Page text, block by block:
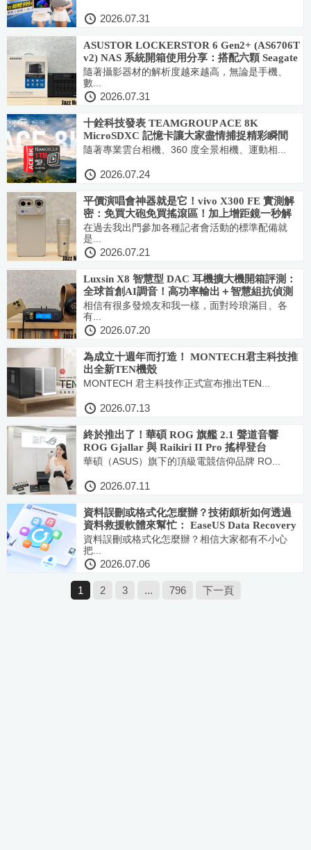
2026.07.31
ASUSTOR LOCKERSTOR 6 Gen2+ (AS6706T
v2) NAS 系統開箱使用分享：搭配六顆 Seagate
32TB NAS 硬碟讓你輕鬆備份192GB海量資
料！
隨著攝影器材的解析度越來越高，無論是手機、
數...
2026.07.31
十銓科技發表 TEAMGROUP ACE 8K
MicroSDXC 記憶卡讓大家盡情捕捉精彩瞬間
隨著專業雲台相機、360 度全景相機、運動相...
2026.07.24
平價演唱會神器就是它！vivo X300 FE 實測解
密：免買大砲免買搖滾區！加上增距鏡一秒解
鎖1600mm超遠距專業級追星視角
在過去我出門參加各種記者會活動的標準配備就
是...
2026.07.21
Luxsin X8 智慧型 DAC 耳機擴大機開箱評測：
全球首創AI調音！高功率輸出＋智慧組抗偵測
＋8 顆旗艦 DAC 雙單聲道架構就是要給你發燒
聲
相信有很多發燒友和我一樣，面對玲琅滿目、各
有...
2026.07.20
為成立十週年而打造！ MONTECH君主科技推
出全新TEN機殼
MONTECH 君主科技作正式宣布推出TEN...
2026.07.13
終於推出了！華碩 ROG 旗艦 2.1 聲道音響
ROG Gjallar 與 Raikiri II Pro 搖桿登台
華碩（ASUS）旗下的頂級電競信仰品牌 RO...
2026.07.11
資料誤刪或格式化怎麼辦？技術頗析如何透過
資料救援軟體來幫忙： EaseUS Data Recovery
Wizard 三步驟簡單好用且專業 這樣資料救回復
原率極高
資料誤刪或格式化怎麼辦？相信大家都有不小心
把...
2026.07.06
1 2 3 ... 796 下一頁